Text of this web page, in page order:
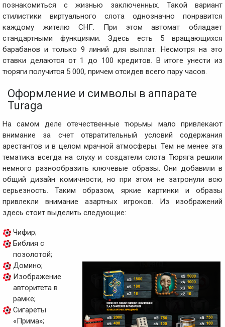
познакомиться с жизнью заключенных. Такой вариант
стилистики виртуального слота однозначно понравится
каждому жителю СНГ. При этом автомат обладает
стандартными функциями. Здесь есть 5 вращающихся
барабанов и только 9 линий для выплат. Несмотря на это
ставки делаются от 1 до 100 кредитов. В итоге унести из
тюряги получится 5 000, причем отсидев всего пару часов.
Оформление и символы в аппарате
Turaga
На самом деле отечественные тюрьмы мало привлекают
внимание за счет отвратительный условий содержания
арестантов и в целом мрачной атмосферы. Тем не менее эта
тематика всегда на слуху и создатели слота Тюряга решили
немного разнообразить ключевые образы. Они добавили в
общий дизайн комичности, но при этом не затронули всю
серьезность. Таким образом, яркие картинки и образы
привлекли внимание азартных игроков. Из изображений
здесь стоит выделить следующие:
Чифир;
Библия с
позолотой;
Домино;
Изображение
авторитета в
рамке;
Сигареты
«Прима»;